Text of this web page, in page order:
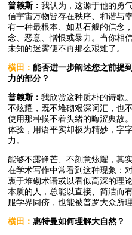
普赖斯：我认为，这源于他的勇
信宇宙万物皆存在秩序、和谐与
有一种最根本、如基石般的信念
念、恶意、憎恨或暴力。当你相
未知的迷雾便不再那么艰难了。
横田：能否进一步阐述您之前提
力的部分？
普赖斯：我欣赏这种质朴的诗歌
不炫耀，既不堆砌艰深词汇，也
使用那种摸不着头绪的晦涩典故
体验，用语平实却极为精妙，字
力。
能够不露锋芒、不刻意炫耀，其
在学术写作中常看到这种现象：
衷于堆砌术语或以看似高深的理
本质的人，总能以直接、简洁而
服学界同侪，也能被普罗大众所理
横田：惠特曼如何理解大自然？